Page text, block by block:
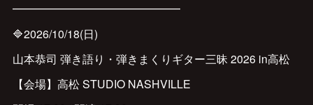
━━━━━━━━━━━━━━━
🔷2026/10/18(日)
山本恭司 弾き語り・弾きまくりギター三昧 2026 in高松
【会場】高松 STUDIO NASHVILLE